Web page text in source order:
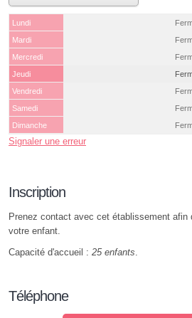
Lundi
Mardi
Mercredi
Jeudi
Vendredi
Samedi
Dimanche
Signaler une erreur
Inscription
Prenez contact avec cet établissement afin
votre enfant.
Capacité d'accueil : 25 enfants
Téléphone